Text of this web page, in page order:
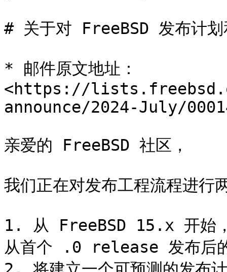
# 关于对 FreeBSD 发布计划
* 邮件原文地址：
<https://
announce/2024-July/
亲爱的 FreeBSD 社区，
我们正在对发布工程流程进行
1. 从 FreeBSD 15.x 开始，
从首个 .0 release 发布后